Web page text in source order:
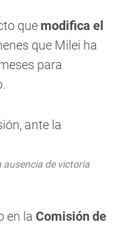
que modifica el
que Milei ha
para
ausencia de victoria
en la Comisión de